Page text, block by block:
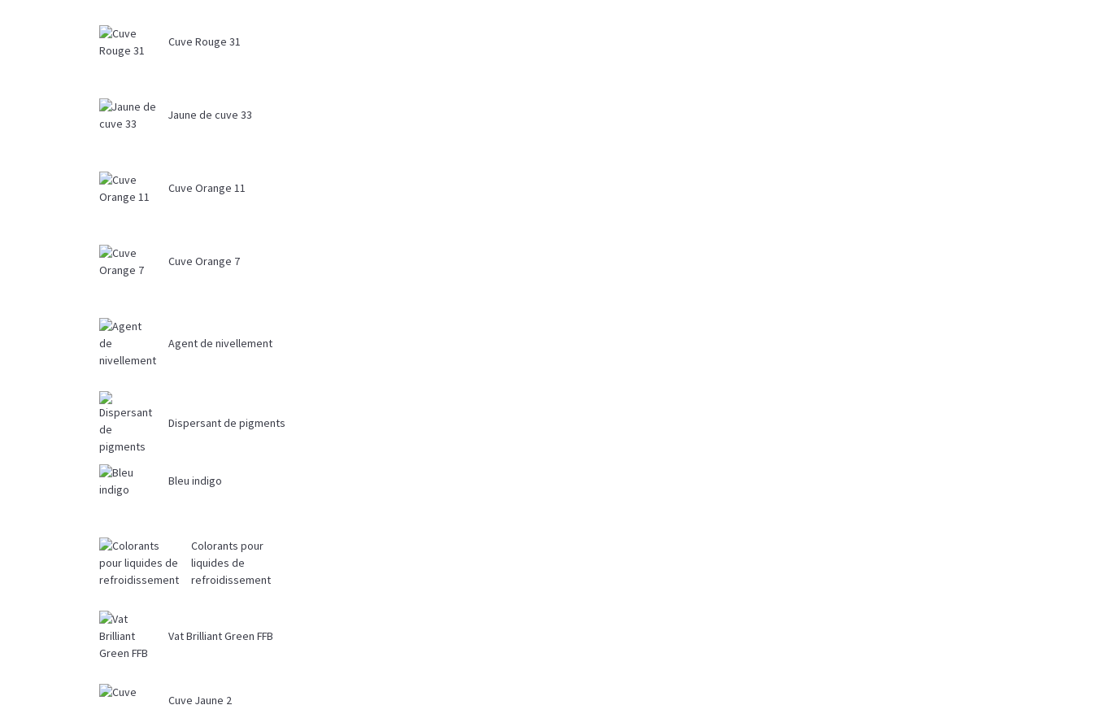
Cuve Rouge 31
Jaune de cuve 33
Cuve Orange 11
Cuve Orange 7
Agent de nivellement
Dispersant de pigments
Bleu indigo
Colorants pour
liquides de
refroidissement
Vat Brilliant Green FFB
Cuve Jaune 2